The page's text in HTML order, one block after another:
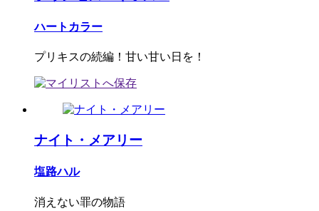
ハートカラー
プリキスの続編！甘い甘い日を！
ナイト・メアリー
塩路ハル
消えない罪の物語